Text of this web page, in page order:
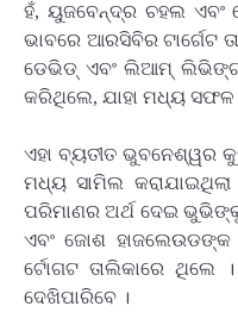
ହଁ, ୟୁଜବେନ୍ଦ୍ର ଚହଲ
ଭାବରେ ଆରସିବିର ଟାର୍ଗେଟ
ଡେଭିଡ୍ ଏବଂ ଲିଆମ୍
କରିଥିଲେ, ଯାହା ମଧ୍ୟ ସଫଳ
ଏହା ବ୍ୟତୀତ ଭୁବନେଶ୍ୱର
ମଧ୍ୟ ସାମିଲ
ପରିମାଣର ଅର୍ଥ ଦେଇ
ଏବଂ ଜୋଶ
ର୍ଟାେଗଟ ତାଲିକାରେ
ଦେଖିପାରିବେ ।